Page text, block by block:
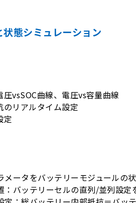
態シミュレーション
vsSOC曲線、電圧vs容量曲線
のリアルタイム設定
定
ータをバッテリーモジュールの
：バッテリーセルの直列/並列設定